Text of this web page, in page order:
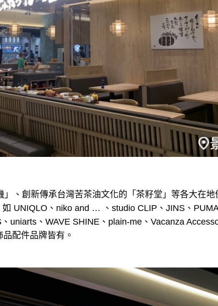
、創新傳承台灣苦茶油文化的「茶籽堂」等各大在地
UNIQLO、niko and … 、studio CLIP、JINS、PUMA
uniarts、WAVE SHINE、plain-me、Vacanza
配件品牌皆有。